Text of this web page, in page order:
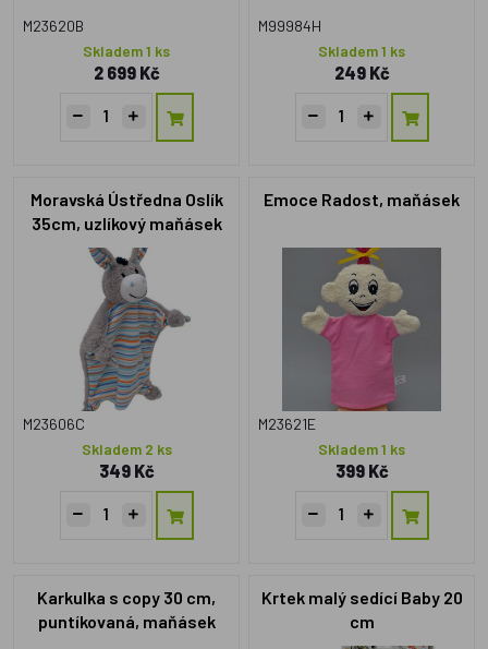
M23620B
Skladem 1 ks
2 699 Kč
M99984H
Skladem 1 ks
249 Kč
Moravská Ústředna Oslík
35cm, uzlíkový maňásek
M23606C
Skladem 2 ks
349 Kč
Emoce Radost, maňásek
M23621E
Skladem 1 ks
399 Kč
Karkulka s copy 30 cm,
puntíkovaná, maňásek
Krtek malý sedící Baby 20
cm